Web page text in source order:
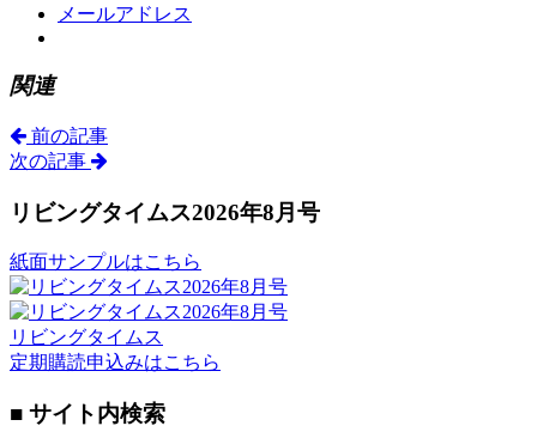
メールアドレス
関連
前の記事
次の記事
リビングタイムス2026年8月号
紙面サンプルはこちら
リビングタイムス
定期購読申込みはこちら
■ サイト内検索